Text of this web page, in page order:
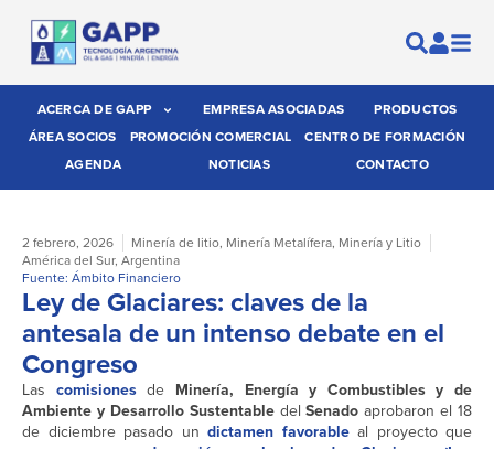
ACERCA DE GAPP EMPRESA ASOCIADAS
PRODUCTOS
ÁREA SOCIOS
PROMOCIÓN COMERCIAL
CENTRO DE FORMACIÓN
AGENDA
NOTICIAS CONTACTO
2 febrero, 2026 Minería de litio, Minería Metalífera, Minería y Litio
América del Sur, Argentina
Fuente: Ámbito Financiero
Ley de Glaciares: claves de la
antesala de un intenso debate en el
Congreso
Las comisionesde Minería, Energía y Combustibles y de
Ambiente y Desarrollo SustentabledelSenado aprobaron el 18
de diciembre pasado un dictamen favorableal proyecto que